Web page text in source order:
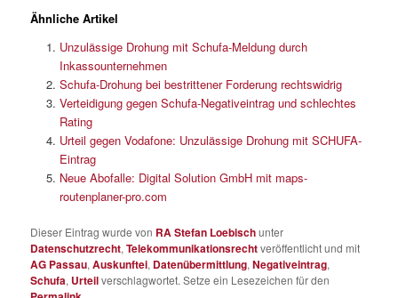
Ähnliche Artikel
Unzulässige Drohung mit Schufa-Meldung durch
Inkassounternehmen
Schufa-Drohung bei bestrittener Forderung rechtswidrig
Verteidigung gegen Schufa-Negativeintrag und schlechtes
Rating
Urteil gegen Vodafone: Unzulässige Drohung mit SCHUFA-
Eintrag
Neue Abofalle: Digital Solution GmbH mit maps-
routenplaner-pro.com
Dieser Eintrag wurde von RA Stefan Loebischunter
Datenschutzrecht,Telekommunikationsrechtveröffentlicht und mit
AG Passau,Auskunftei, Datenübermittlung,Negativeintrag,
Schufa, Urteilverschlagwortet. Setze ein Lesezeichen für den